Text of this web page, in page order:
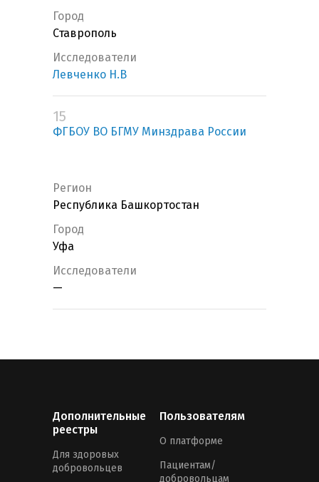
Город
Ставрополь
Исследователи
Левченко Н.В
15
ФГБОУ ВО БГМУ Минздрава России
Регион
Республика Башкортостан
Город
Уфа
Исследователи
—
Дополнительные
реестры
Для здоровых
добровольцев
Пользователям
О платформе
Пациентам/
добровольцам